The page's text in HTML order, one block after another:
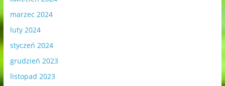
marzec 2024
luty 2024
styczeń 2024
grudzień 2023
listopad 2023